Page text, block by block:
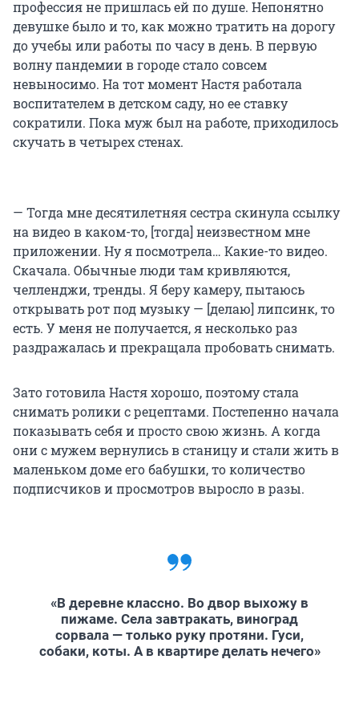
профессия не пришлась ей по душе. Непонятно
девушке было и то, как можно тратить на дорогу
до учебы или работы по часу в день. В первую
волну пандемии в городе стало совсем
невыносимо. На тот момент Настя работала
воспитателем в детском саду, но ее ставку
сократили. Пока муж был на работе, приходилось
скучать в четырех стенах.
— Тогда мне десятилетняя сестра скинула ссылку
на видео в каком-то, [тогда] неизвестном мне
приложении. Ну я посмотрела… Какие-то видео.
Скачала. Обычные люди там кривляются,
челленджи, тренды. Я беру камеру, пытаюсь
открывать рот под музыку — [делаю] липсинк, то
есть. У меня не получается, я несколько раз
раздражалась и прекращала пробовать снимать.
Зато готовила Настя хорошо, поэтому стала
снимать ролики с рецептами. Постепенно начала
показывать себя и просто свою жизнь. А когда
они с мужем вернулись в станицу и стали жить в
маленьком доме его бабушки, то количество
подписчиков и просмотров выросло в разы.
«В деревне классно. Во двор выхожу в
пижаме. Села завтракать, виноград
сорвала — только руку протяни. Гуси,
собаки, коты. А в квартире делать нечего»